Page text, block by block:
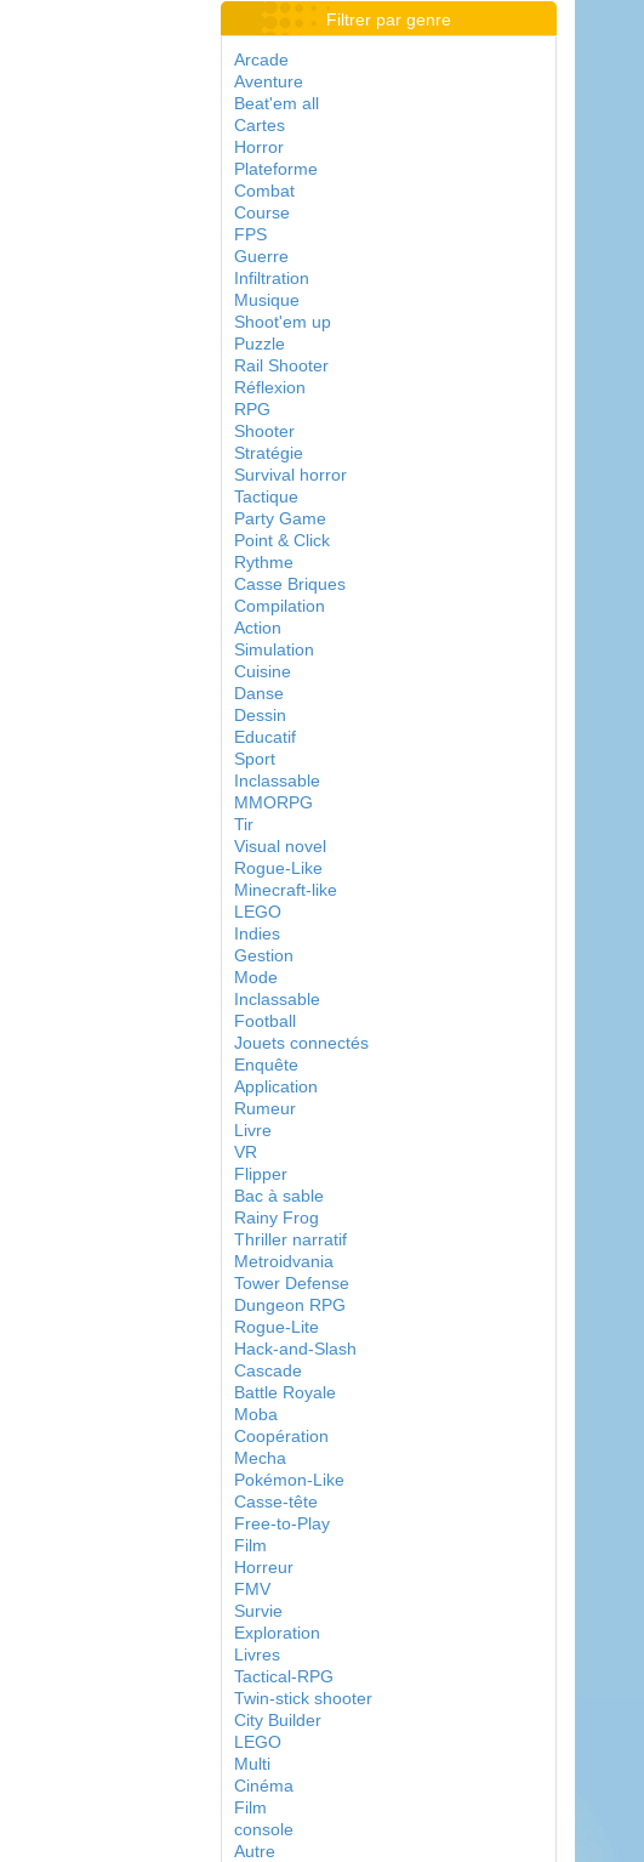
Filtrer par genre
Arcade
Aventure
Beat'em all
Cartes
Horror
Plateforme
Combat
Course
FPS
Guerre
Infiltration
Musique
Shoot'em up
Puzzle
Rail Shooter
Réflexion
RPG
Shooter
Stratégie
Survival horror
Tactique
Party Game
Point & Click
Rythme
Casse Briques
Compilation
Action
Simulation
Cuisine
Danse
Dessin
Educatif
Sport
Inclassable
MMORPG
Tir
Visual novel
Rogue-Like
Minecraft-like
LEGO
Indies
Gestion
Mode
Inclassable
Football
Jouets connectés
Enquête
Application
Rumeur
Livre
VR
Flipper
Bac à sable
Rainy Frog
Thriller narratif
Metroidvania
Tower Defense
Dungeon RPG
Rogue-Lite
Hack-and-Slash
Cascade
Battle Royale
Moba
Coopération
Mecha
Pokémon-Like
Casse-tête
Free-to-Play
Film
Horreur
FMV
Survie
Exploration
Livres
Tactical-RPG
Twin-stick shooter
City Builder
LEGO
Multi
Cinéma
Film
console
Autre